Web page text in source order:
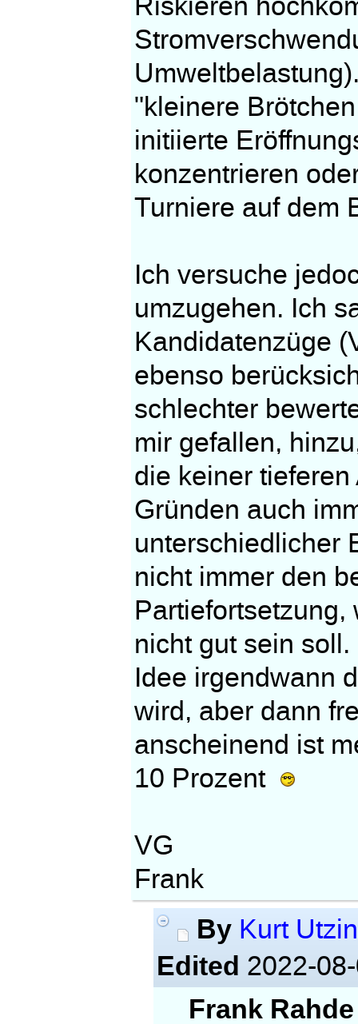
"kleinere
initiierte
konzentrieren
Turniere auf dem
Ich versuche
umzugehen. Ich
Kandidatenzüge
ebenso
schlechter
mir gefallen,
die keiner
Gründen auch
unterschiedlicher
nicht immer den
nicht gut sein
Idee irgendwann
wird, aber dann
anscheinend ist
10 Prozent
VG
Frank
By Kurt
Edited 2022-
Frank